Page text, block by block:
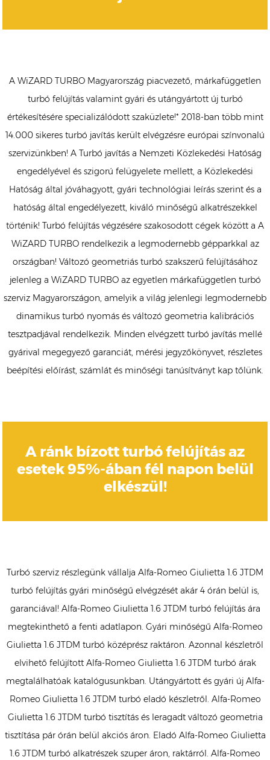
A WiZARD TURBO Magyarország piacvezető, márkafüggetlen
turbó felújítás valamint gyári és utángyártott új turbó
értékesítésére specializálódott szaküzlete!* 2018-ban több mint
14.000 sikeres turbó javítás került elvégzésre európai színvonalú
szervizünkben! A Turbó javítás a Nemzeti Közlekedési Hatóság
engedélyével és szigorú felügyelete mellett, a Közlekedési
Hatóság által jóváhagyott, gyári technológiai leírás szerint és a
hatóság által engedélyezett, kiváló minőségű alkatrészekkel
történik! Turbó felújítás végzésére szakosodott cégek között a A
WiZARD TURBO rendelkezik a legmodernebb gépparkkal az
országban! Változó geometriás turbó szakszerű felújításához
jelenleg a WiZARD TURBO az egyetlen márkafüggetlen turbó
szerviz Magyarországon, amelyik a világ jelenlegi legmodernebb
dinamikus turbó nyomás és változó geometria kalibrációs
tesztpadjával rendelkezik. Minden elvégzett turbó javítás mellé
gyárival megegyező garanciát, mérési jegyzőkönyvet, részletes
beépítési előírást, számlát és minőségi tanúsítványt kap tőlünk.
A ránk bízott turbó felújítás az
esetek 95%-ában fél napon belül
elkészül!
Turbó szerviz részlegünk vállalja Alfa-Romeo Giulietta 1.6 JTDM
turbó felújítás gyári minőségű elvégzését akár 4 órán belül is,
garanciával! Alfa-Romeo Giulietta 1.6 JTDM turbó felújítás ára
megtekinthető a fenti adatlapon. Gyári minőségű Alfa-Romeo
Giulietta 1.6 JTDM turbó középrész raktáron. Azonnal készletről
elvihető felújított Alfa-Romeo Giulietta 1.6 JTDM turbó árak
megtalálhatóak katalógusunkban. Utángyártott és gyári új Alfa-
Romeo Giulietta 1.6 JTDM turbó eladó készletről. Alfa-Romeo
Giulietta 1.6 JTDM turbó tisztítás és leragadt változó geometria
tisztítása pár órán belül akciós áron. Eladó Alfa-Romeo Giulietta
1.6 JTDM turbó alkatrészek szuper áron, raktárról. Alfa-Romeo